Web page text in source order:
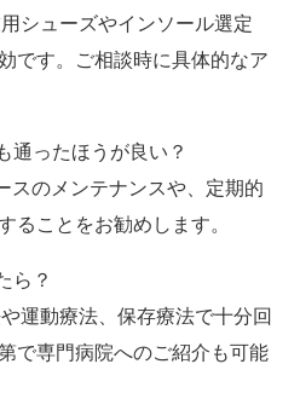
シューズやインソール選定
です。ご相談時に具体的なア
通ったほうが良い？
スのメンテナンスや、定期的
ることをお勧めします。
ら？
運動療法、保存療法で十分回
で専門病院へのご紹介も可能